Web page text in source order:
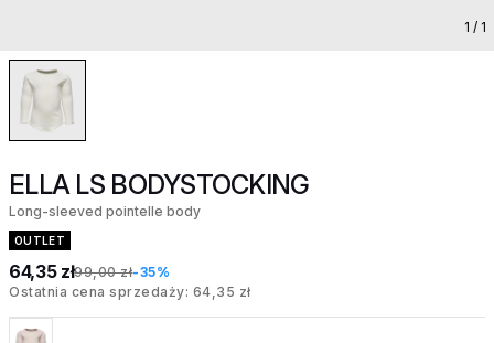
1 / 1
ELLA LS BODYSTOCKING
Long-sleeved pointelle body
OUTLET
64,35 zł99,00 zł-35%
Ostatnia cena sprzedaży: 64,35 zł